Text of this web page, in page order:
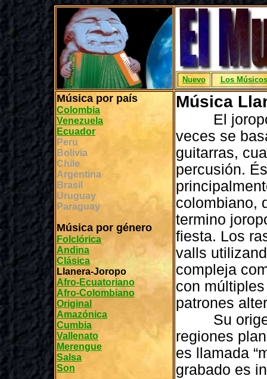
Nuevo Los Músicos
Música por país
Colombia
Venezuela
Ecuador
Peru
Bolivia
Chile
Argentina
Brasil
Uruguay
Paraguay
Música por género
Folclórica
Andina
Clásica
Llanera-Joropo
Afro-Ecuatoriano
Afro-Colombiano
Original
Amazónica
Cumbia
Vallenato
Merengue
Salsa
Son
Música
El joropo
veces se
guitarras,
percusión.
colombiano,
termino
fiesta. Los
valls
compleja
con
patrones
Su origen
regiones
es llamada
grabado es